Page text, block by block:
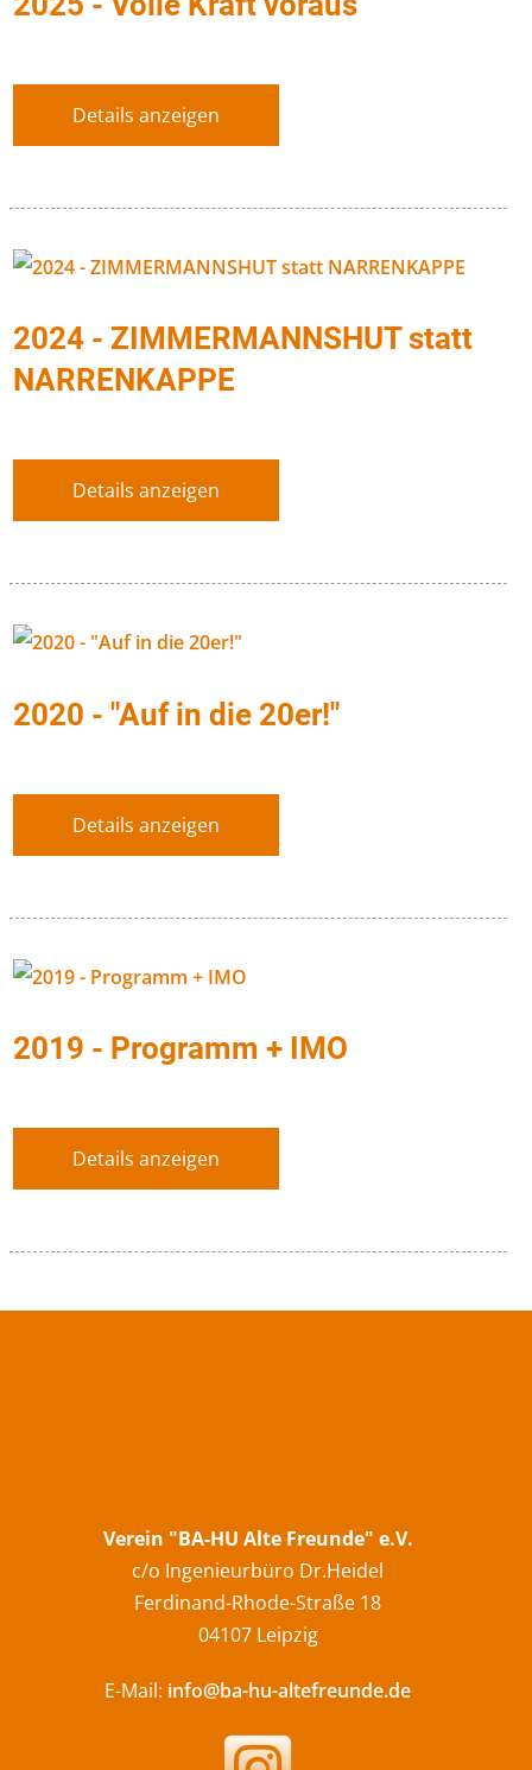
Details anzeigen
2024 - ZIMMERMANNSHUT statt
NARRENKAPPE
Details anzeigen
2020 - "Auf in die 20er!"
Details anzeigen
2019 - Programm + IMO
Details anzeigen
Verein "BA-HU Alte Freunde" e.V.
c/o Ingenieurbüro Dr.Heidel
Ferdinand-Rhode-Straße 18
04107 Leipzig
E-Mail: info@ba-hu-altefreunde.de